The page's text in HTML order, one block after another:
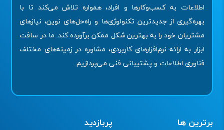
اطلاعات به کسب‌وکارها و افراد، همواره تلاش می‌کند تا با
بهره‌گیری از جدیدترین تکنولوژی‌ها و راه‌حل‌های نوین، نیازهای
مشتریان خود را به بهترین شکل ممکن برآورده کند. ما در سافت
ابزار به ارائه نرم‌افزارهای کاربردی، مشاوره در زمینه‌های مختلف
فناوری اطلاعات و پشتیبانی فنی می‌پردازیم.
برترین ها پربازدید